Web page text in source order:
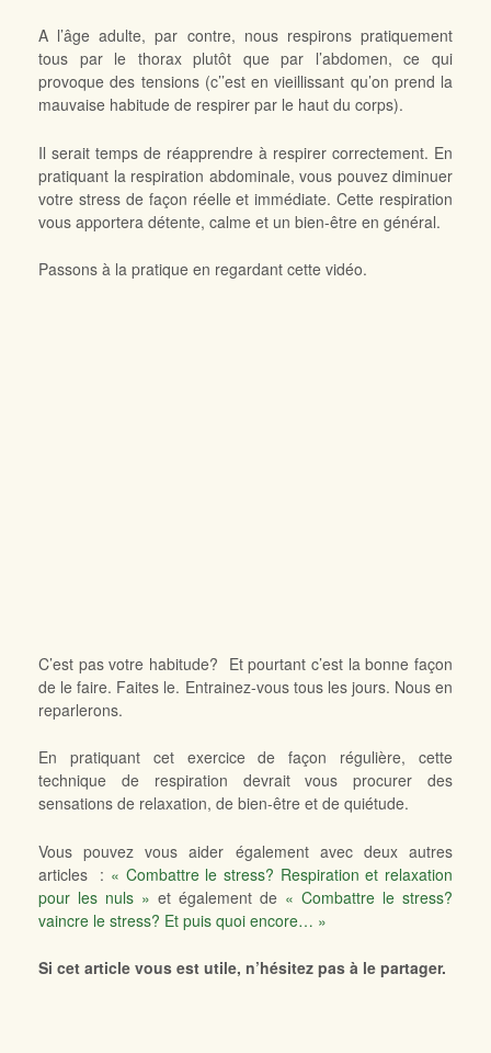
A l’âge adulte, par contre, nous respirons pratiquement
tous par le thorax plutôt que par l’abdomen, ce qui
provoque des tensions (c’’est en vieillissant qu’on prend la
mauvaise habitude de respirer par le haut du corps).
Il serait temps de réapprendre à respirer correctement. En
pratiquant la respiration abdominale, vous pouvez diminuer
votre stress de façon réelle et immédiate. Cette respiration
vous apportera détente, calme et un bien-être en général.
Passons à la pratique en regardant cette vidéo.
C’est pas votre habitude? Et pourtant c’est la bonne façon
de le faire. Faites le. Entrainez-vous tous les jours. Nous en
reparlerons.
En pratiquant cet exercice de façon régulière, cette
technique de respiration devrait vous procurer des
sensations de relaxation, de bien-être et de quiétude.
Vous pouvez vous aider également avec deux autres
articles : « Combattre le stress? Respiration et relaxation
pour les nuls » et également de « Combattre le stress?
vaincre le stress? Et puis quoi encore… »
Si cet article vous est utile, n’hésitez pas à le partager.